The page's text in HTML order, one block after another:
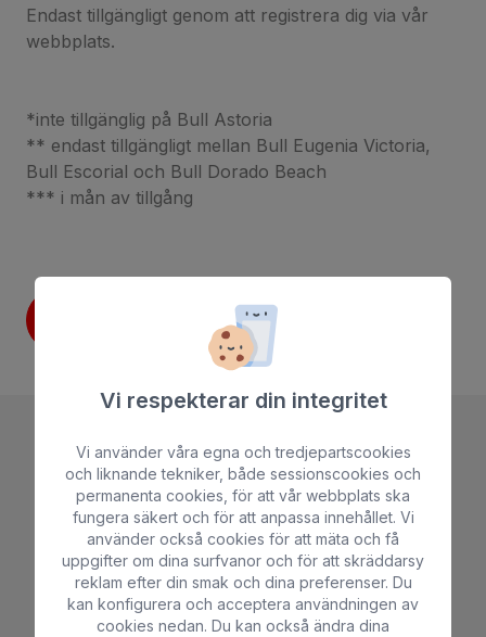
Endast tillgängligt genom att registrera dig via vår
webbplats.
*inte tillgänglig på Bull Astoria
** endast tillgängligt mellan Bull Eugenia Victoria,
Bull Escorial och Bull Dorado Beach
*** i mån av tillgång
Vi respekterar din integritet
Vi använder våra egna och tredjepartscookies
och liknande tekniker, både sessionscookies och
permanenta cookies, för att vår webbplats ska
fungera säkert och för att anpassa innehållet. Vi
använder också cookies för att mäta och få
uppgifter om dina surfvanor och för att skräddarsy
reklam efter din smak och dina preferenser. Du
kan konfigurera och acceptera användningen av
cookies nedan. Du kan också ändra dina